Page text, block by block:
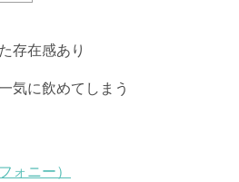
存在感あり
気に飲めてしまう
ォニー）